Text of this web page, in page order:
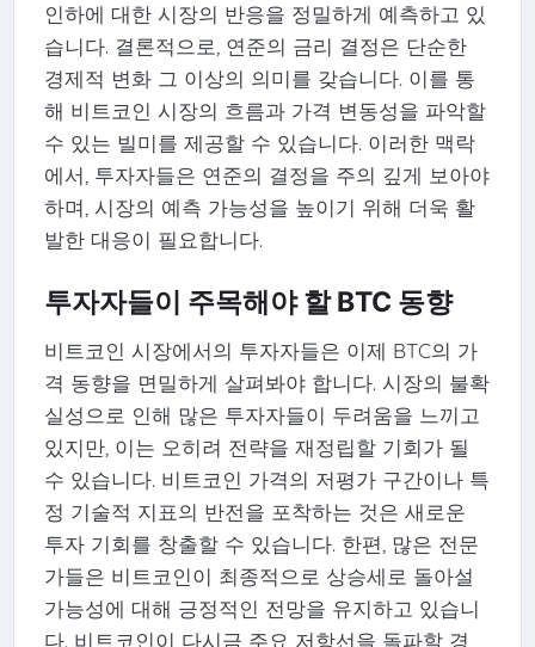
인하에 대한 시장의 반응을 정밀하게 예측하고 있
습니다. 결론적으로, 연준의 금리 결정은 단순한
경제적 변화 그 이상의 의미를 갖습니다. 이를 통
해 비트코인 시장의 흐름과 가격 변동성을 파악할
수 있는 빌미를 제공할 수 있습니다. 이러한 맥락
에서, 투자자들은 연준의 결정을 주의 깊게 보아야
하며, 시장의 예측 가능성을 높이기 위해 더욱 활
발한 대응이 필요합니다.
투자자들이 주목해야 할 BTC 동향
비트코인 시장에서의 투자자들은 이제 BTC의 가
격 동향을 면밀하게 살펴봐야 합니다. 시장의 불확
실성으로 인해 많은 투자자들이 두려움을 느끼고
있지만, 이는 오히려 전략을 재정립할 기회가 될
수 있습니다. 비트코인 가격의 저평가 구간이나 특
정 기술적 지표의 반전을 포착하는 것은 새로운
투자 기회를 창출할 수 있습니다. 한편, 많은 전문
가들은 비트코인이 최종적으로 상승세로 돌아설
가능성에 대해 긍정적인 전망을 유지하고 있습니
다. 비트코인이 다시금 주요 저항선을 돌파할 경